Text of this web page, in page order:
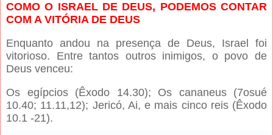
COMO O ISRAEL DE DEUS, PODEMOS CONTAR
COM A VITÓRIA DE DEUS
Enquanto andou na presença de Deus, Israel foi
vitorioso. Entre tantos outros inimigos, o povo de
Deus venceu:
Os egípcios (Êxodo 14.30); Os cananeus (7osué
10.40; 11.11,12); Jericó, Ai, e mais cinco reis (Êxodo
10.1 -21).